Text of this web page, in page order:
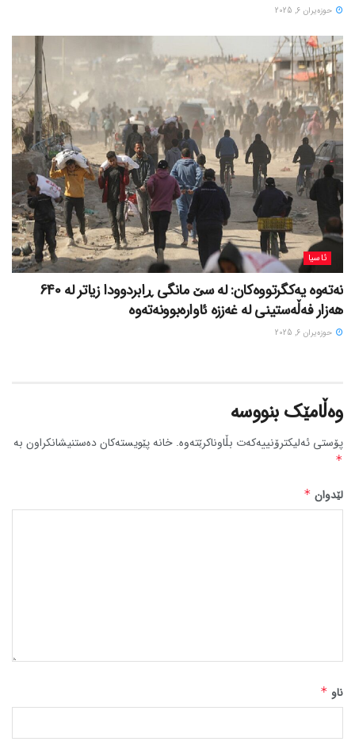
حوزه‌یران 6, 2025
ئاسیا
نەتەوە یەکگرتووەکان: لە سێ مانگی ڕابردوودا زیاتر لە 640
هەزار فەڵەستینی لە غەززە ئاوارەبوونەتەوە
حوزه‌یران 6, 2025
وەڵامێک بنووسە
پۆستی ئەلیکترۆنییەکەت بڵاوناکرێتەوە. خانە پێویستەکان دەستنیشانکراون بە
*
لێدوان *
ناو *